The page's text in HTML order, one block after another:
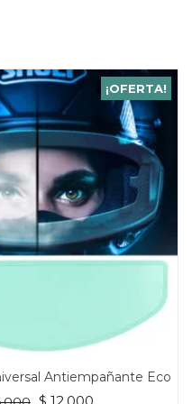
¡OFERTA!
Antiempañante Eco
El
$ 12.000El